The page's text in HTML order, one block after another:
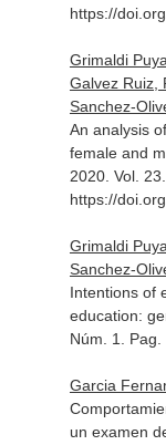
https://
Grimaldi
Galvez Ruiz,
Sanchez-
An analysis
female and
2020. Vol.
https://
Grimaldi
Sanchez-
Intentions of
education:
Núm. 1.
Garcia
un examen